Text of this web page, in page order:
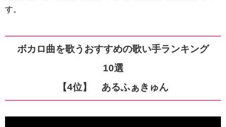
す。
ボカロ曲を歌うおすすめの歌い手ランキング
10選
【4位】 あるふぁきゅん